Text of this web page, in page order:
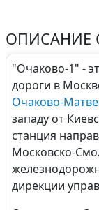
ОПИСАНИЕ
"Очаково-1" -
дороги в
Очаково-
западу от
станция
Московско-
дирекции